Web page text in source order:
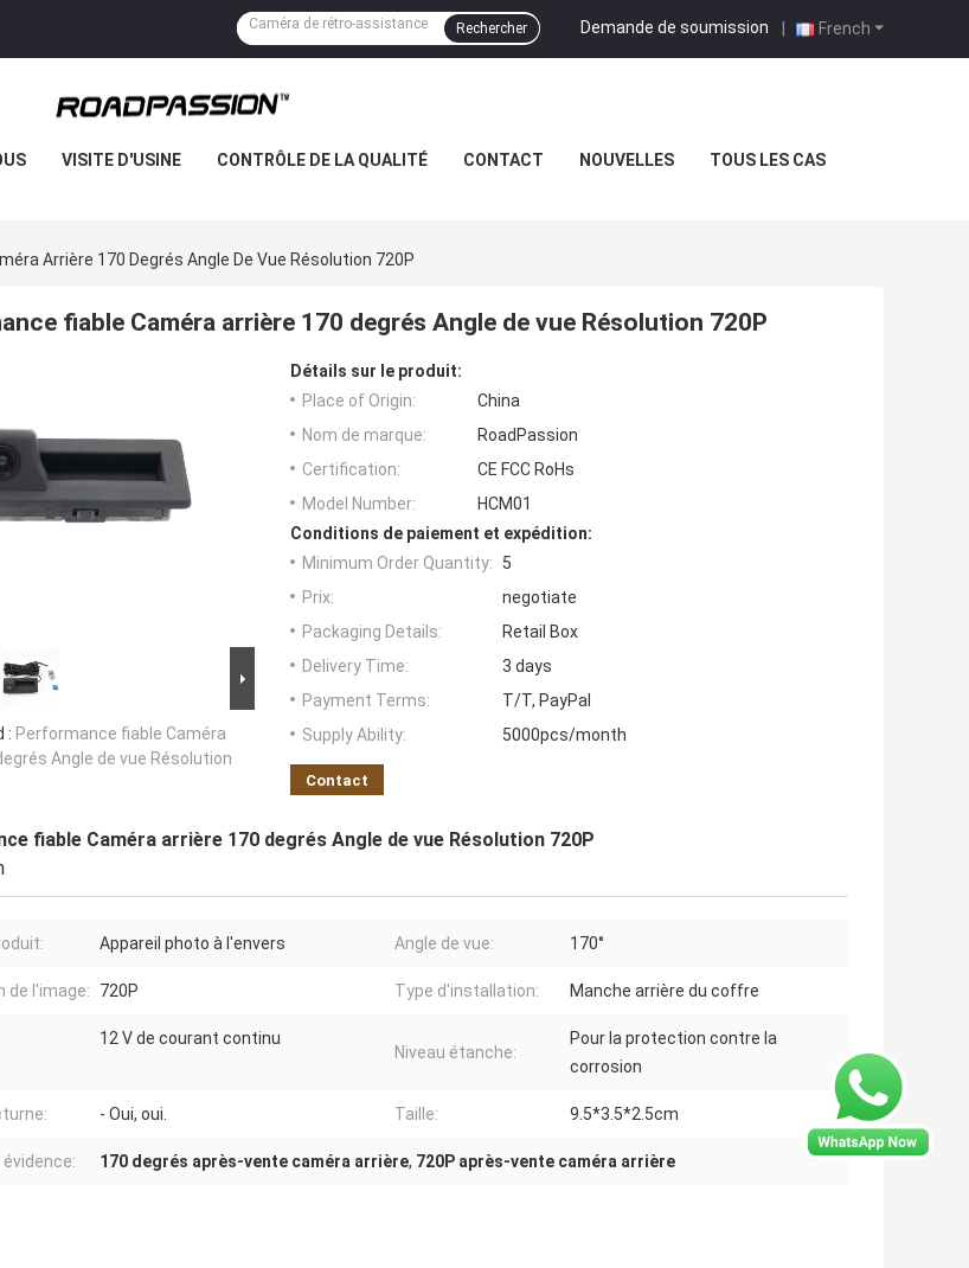
French
Demande de soumission |
Rechercher
VISITE D'USINE CONTRÔLE DE LA QUALITÉ CONTACT NOUVELLES TOUS LES CAS
Arrière 170 Degrés Angle De Vue Résolution 720P
fiable Caméra arrière 170 degrés Angle de vue Résolution 720P
: Performance fiable Caméra
Angle de vue Résolution
Détails sur le produit:
Place of Origin:
China
Nom de marque:
RoadPassion
Certification:
CE FCC RoHs
Model Number:
HCM01
Conditions de paiement et expédition:
Minimum Order Quantity:
5
Prix:
negotiate
Packaging Details:
Retail Box
Delivery Time:
3 days
Payment Terms:
T/T, PayPal
Supply Ability:
5000pcs/month
Contact
fiable Caméra arrière 170 degrés Angle de vue Résolution 720P
Appareil photo à l'envers Angle de vue: 170°
de l'image: 720P Type d'installation: Manche arrière du coffre
12 V de courant continu
Niveau étanche:
Pour la protection contre la
corrosion
- Oui, oui. Taille: 9.5*3.5*2.5cm
170 degrés après-vente caméra arrière, 720P après-vente caméra arrière